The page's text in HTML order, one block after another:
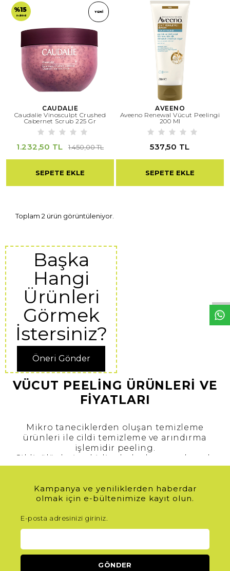
%15
indirimli
YENI
CAUDALIE
Caudalie Vinosculpt Crushed
Cabernet Scrub 225 Gr
1.232,50 TL 1.450,00 TL
SEPETE EKLE
AVEENO
Aveeno Renewal Vücut Peelingi
200 Ml
537,50 TL
SEPETE EKLE
Toplam 2 ürün görüntüleniyor.
Başka
Hangi
Ürünleri
Görmek
İstersiniz?
Öneri Gönder
VÜCUT PEELİNG ÜRÜNLERİ VE
FİYATLARI
Mikro taneciklerden oluşan temizleme
ürünleri ile cildi temizleme ve arındırma
işlemidir peeling.
Cildi ölü deri ve kirli tabakadan arındırarak
cildin yenilenmesine olanak tanıyan peeling,
Peeling uygulamasını tüm vücudumuz için de
uygulanabilir.
ve/veya banyo sonrasıdır.
Vücudumuza peeling uygulamadan önce
bakım ürünleri seçmiş olmamızdır. Hassas,
kuru, karma, yağlı ya da normal cilt tipine
Kampanya ve yeniliklerden haberdar
olmak için e-bültenimize kayıt olun.
E-posta adresinizi giriniz.